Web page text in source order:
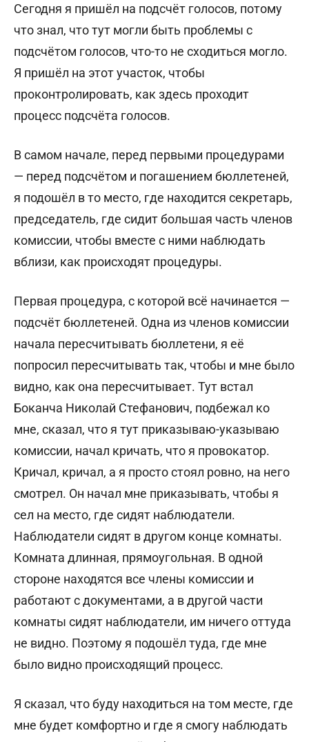
Сегодня я пришёл на подсчёт голосов, потому
что знал, что тут могли быть проблемы с
подсчётом голосов, что-то не сходиться могло.
Я пришёл на этот участок, чтобы
проконтролировать, как здесь проходит
процесс подсчёта голосов.
В самом начале, перед первыми процедурами
— перед подсчётом и погашением бюллетеней,
я подошёл в то место, где находится секретарь,
председатель, где сидит большая часть членов
комиссии, чтобы вместе с ними наблюдать
вблизи, как происходят процедуры.
Первая процедура, с которой всё начинается —
подсчёт бюллетеней. Одна из членов комиссии
начала пересчитывать бюллетени, я её
попросил пересчитывать так, чтобы и мне было
видно, как она пересчитывает. Тут встал
Боканча Николай Стефанович, подбежал ко
мне, сказал, что я тут приказываю-указываю
комиссии, начал кричать, что я провокатор.
Кричал, кричал, а я просто стоял ровно, на него
смотрел. Он начал мне приказывать, чтобы я
сел на место, где сидят наблюдатели.
Наблюдатели сидят в другом конце комнаты.
Комната длинная, прямоугольная. В одной
стороне находятся все члены комиссии и
работают с документами, а в другой части
комнаты сидят наблюдатели, им ничего оттуда
не видно. Поэтому я подошёл туда, где мне
было видно происходящий процесс.
Я сказал, что буду находиться на том месте, где
мне будет комфортно и где я смогу наблюдать